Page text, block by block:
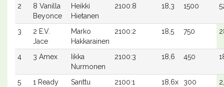
2
8 Vanilla
Beyonce
Heikki
Hietanen
2100:8 18,3 1500
3
2 E.V.
Jace
Marko
Hakkarainen
2100:2 18,5 750
4 3 Amex
Iikka
Nurmonen
2100:3 18,6 450
5
1 Ready
Santtu
2100:1 18,6x 300